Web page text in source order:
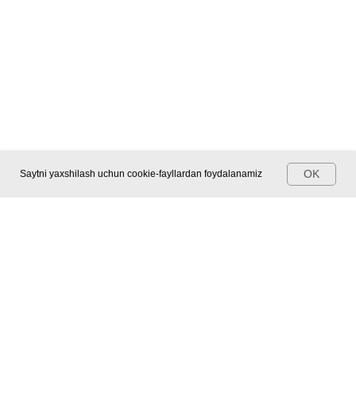
Saytni yaxshilash uchun cookie-fayllardan foydalanamiz OK